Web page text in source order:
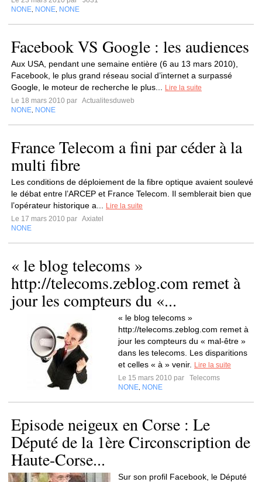
NONE NONE NONE
Facebook VS Google : les audiences
Aux USA, pendant une semaine entière (6 au 13 mars 2010),
Facebook, le plus grand réseau social d’internet a surpassé
Google, le moteur de recherche le plus...
Lire la suite
Le 18 mars 2010 par Actualitesduweb
NONE NONE
France Telecom a fini par céder à la
multi fibre
Les conditions de déploiement de la fibre optique avaient soulevé
le débat entre l’ARCEP et France Telecom. Il semblerait bien que
l’opérateur historique a...
Lire la suite
Le 17 mars 2010 par Axiatel
NONE
« le blog telecoms »
http://telecoms.zeblog.com remet à
jour les compteurs du «...
« le blog telecoms »
http://telecoms.zeblog.com remet à
jour les compteurs du « mal-être »
dans les telecoms. Les disparitions
et celles « à » venir.
Lire la suite
Le 15 mars 2010 par
Telecoms
NONE NONE
Episode neigeux en Corse : Le
Député de la 1ère Circonscription de
Haute-Corse...
Sur son profil Facebook, le Député